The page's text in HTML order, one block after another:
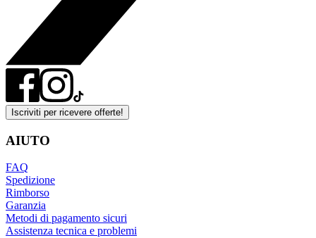
Iscriviti per ricevere offerte!
AIUTO
FAQ
Spedizione
Rimborso
Garanzia
Metodi di pagamento sicuri
Assistenza tecnica e problemi